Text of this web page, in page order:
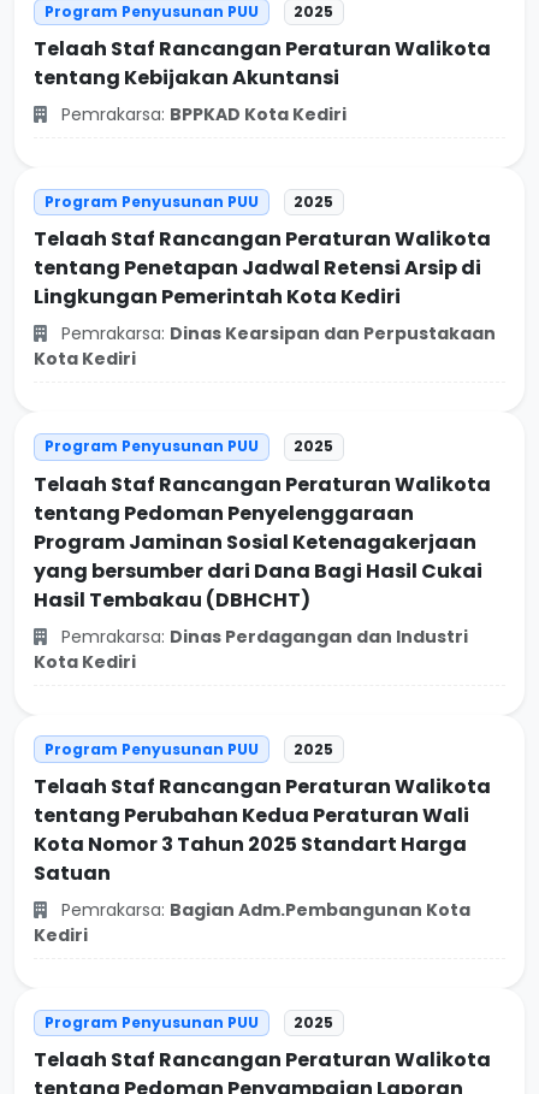
Program Penyusunan PUU 2025
Telaah Staf Rancangan Peraturan Walikota
tentang Kebijakan Akuntansi
Pemrakarsa: BPPKAD Kota Kediri
Program Penyusunan PUU 2025
Telaah Staf Rancangan Peraturan Walikota
tentang Penetapan Jadwal Retensi Arsip di
Lingkungan Pemerintah Kota Kediri
Pemrakarsa: Dinas Kearsipan dan Perpustakaan
Kota Kediri
Program Penyusunan PUU 2025
Telaah Staf Rancangan Peraturan Walikota
tentang Pedoman Penyelenggaraan
Program Jaminan Sosial Ketenagakerjaan
yang bersumber dari Dana Bagi Hasil Cukai
Hasil Tembakau (DBHCHT)
Pemrakarsa: Dinas Perdagangan dan Industri
Kota Kediri
Program Penyusunan PUU 2025
Telaah Staf Rancangan Peraturan Walikota
tentang Perubahan Kedua Peraturan Wali
Kota Nomor 3 Tahun 2025 Standart Harga
Satuan
Pemrakarsa: Bagian Adm.Pembangunan Kota
Kediri
Program Penyusunan PUU 2025
Telaah Staf Rancangan Peraturan Walikota